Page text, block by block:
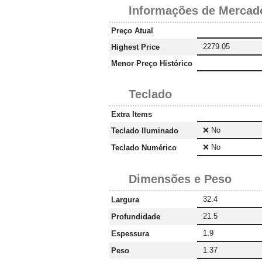
Informações de
Preço Atual
Highest Price
2279.05
Menor Preço Histórico
Teclado
Extra Items
Teclado Iluminado
❌ No
Teclado Numérico
❌ No
Dimensões e Peso
Largura
32.4
Profundidade
21.5
Espessura
1.9
Peso
1.37